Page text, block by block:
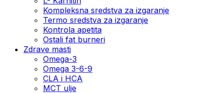
Kompleksna sredstva za izgaranje
Termo sredstva za izgaranje
Kontrola apetita
Ostali fat burneri
Zdrave masti
Omega-3
Omega 3-6-9
CLA i HCA
MCT ulje